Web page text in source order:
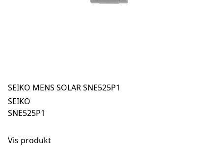
SEIKO MENS SOLAR SNE525P1
SEIKO
SNE525P1
Vis produkt